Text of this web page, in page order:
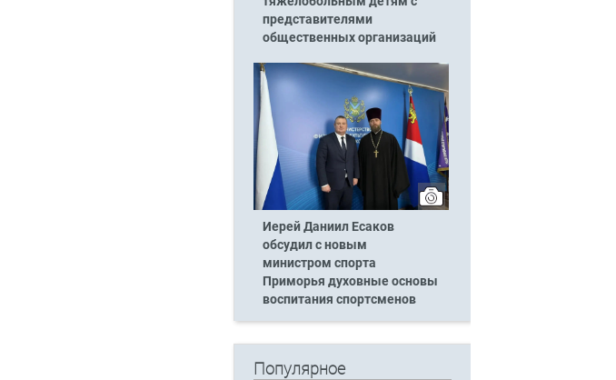
представителями
общественных организаций
Иерей Даниил Есаков
обсудил с новым
министром спорта
Приморья духовные основы
воспитания спортсменов
Популярное